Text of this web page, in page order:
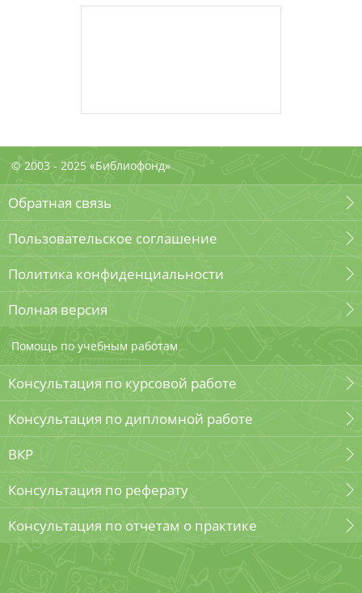
© 2003 - 2025 «Библиофонд»
Обратная связь
Пользовательское соглашение
Политика конфиденциальности
Полная версия
Помощь по учебным работам
Консультация по курсовой работе
Консультация по дипломной работе
ВКР
Консультация по реферату
Консультация по отчетам о практике